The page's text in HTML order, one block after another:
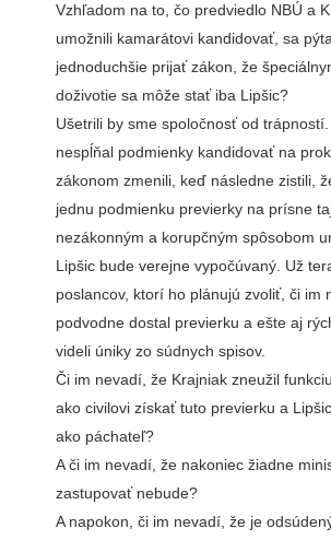
Vzhľadom na to, čo predviedlo NBÚ a
umožnili kamarátovi kandidovať, sa
jednoduchšie prijať zákon, že
doživotie sa môže stať iba Lipšic?
Ušetrili by sme spoločnosť od
nespĺňal podmienky kandidovať na
zákonom zmenili, keď následne zistili,
jednu podmienku previerky na prísne
nezákonným a korupčným spôsobom
Lipšic bude verejne vypočúvaný. Už
poslancov, ktorí ho plánujú zvoliť, či im
podvodne dostal previerku a ešte aj
videli úniky zo súdnych spisov.
Či im nevadí, že Krajniak zneužil
ako civilovi získať tuto previerku a
ako páchateľ?
A či im nevadí, že nakoniec žiadne
zastupovať nebude?
A napokon, či im nevadí, že je